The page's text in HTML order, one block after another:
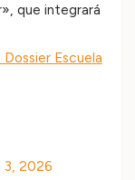
que integrará
Escuela
2026